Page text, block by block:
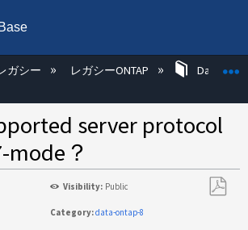
階層を展開/折りたたむ
ガシー レガシーONTAP Data
server protocol
mode？
Visibility: Public
Category:data-ontap-8